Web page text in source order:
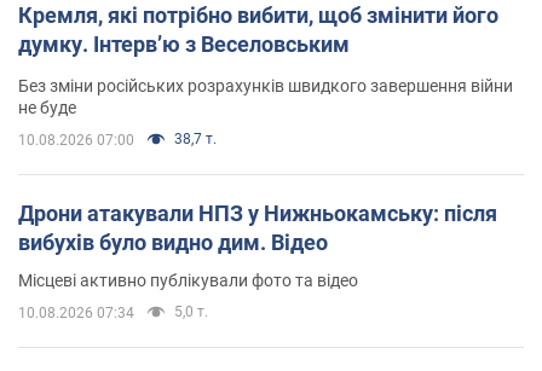
Кремля, які потрібно вибити, щоб змінити його
думку. Інтерв’ю з Веселовським
Без зміни російських розрахунків швидкого завершення війни
не буде
10.08.2026 07:00 38,7 т.
Дрони атакували НПЗ у Нижньокамську: після
вибухів було видно дим. Відео
Місцеві активно публікували фото та відео
10.08.2026 07:34 5,0 т.